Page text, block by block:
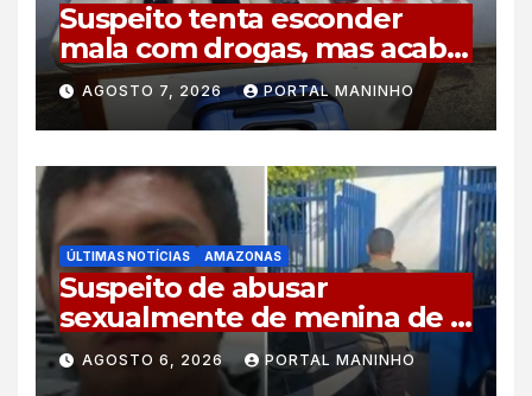
Suspeito tenta esconder
mala com drogas, mas acaba
levando a polícia até ponto
de tráfico
AGOSTO 7, 2026 PORTAL MANINHO
ÚLTIMAS NOTÍCIAS AMAZONAS
Suspeito de abusar
sexualmente de menina de 8
anos é preso no município de
Iranduba
AGOSTO 6, 2026 PORTAL MANINHO